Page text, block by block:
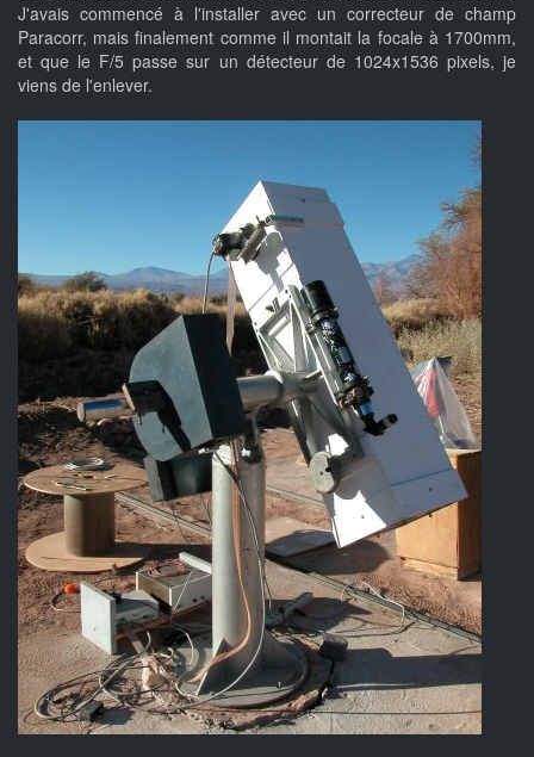
J'avais commencé à l'installer avec un correcteur de champ
Paracorr, mais finalement comme il montait la focale à 1700mm,
et que le F/5 passe sur un détecteur de 1024x1536 pixels, je
viens de l'enlever.